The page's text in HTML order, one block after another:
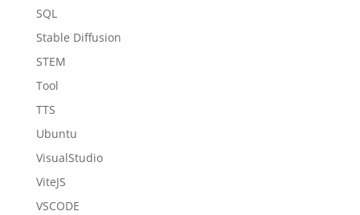
SQL
Stable Diffusion
STEM
Tool
TTS
Ubuntu
VisualStudio
ViteJS
VSCODE